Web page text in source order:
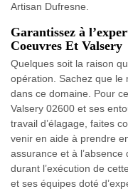
Artisan Dufresne.
Garantissez à
Coeuvres Et Valsery
Quelques soit la raison
opération. Sachez que le
dans ce domaine. Pour
Valsery 02600 et ses
travail d’élagage, faites
venir en aide à prendre
assurance et à
durant l’exécution de
et ses équipes doté